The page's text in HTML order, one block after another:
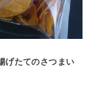
げたてのさつまい